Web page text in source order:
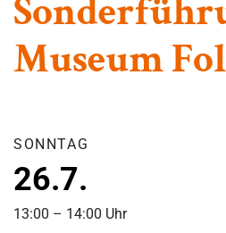
Museum
SONNTAG
26.7.
13:00 – 14:00 Uhr